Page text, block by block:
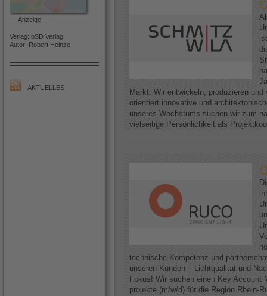
–– Anzeige ––
Verlag: bSD Verlag
Autor: Robert Heinze
AKTUELLES
Markt. Wir entwickeln, produzieren
orientiert innovative und
unseres Wachstums suchen wir zum
vielseitige Persönlichkeit als
technische Kompetenz und
unseren Kunden – Lichtqualität und
Fokus! Wir suchen einen Key Account
projekte (m/w/d) für die Region Rhein-